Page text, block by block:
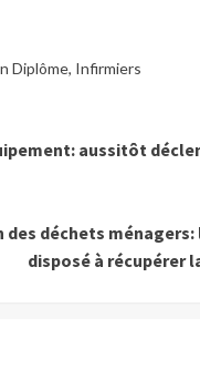
Diplôme, Infirmiers
aussitôt
des déchets
disposé à récupérer